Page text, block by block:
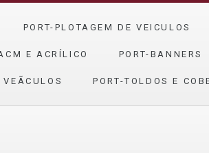
PORT-PLOTAGEM DE VEICULOS
E ACRÍLICO PORT-BANNERS
VEÃ­CULOS PORT-TOLDOS E